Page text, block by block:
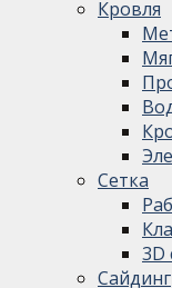
Кровля
Сетка
3D
Сайдинг